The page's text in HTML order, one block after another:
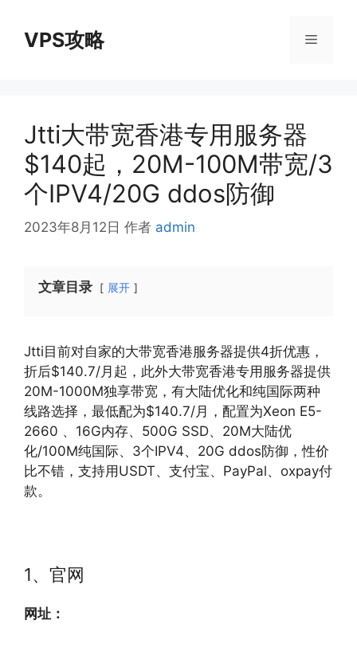
VPS攻略 菜
Jtti大带宽香港专用服务器
$140起，20M-100M带宽/3
个IPV4/20G ddos防御
2023年8月12日 作者 admin
文章目录 展开
Jtti目前对自家的大带宽香港服务器提供4折优惠，
折后$140.7/月起，此外大带宽香港专用服务器提供
20M-1000M独享带宽，有大陆优化和纯国际两种
线路选择，最低配为$140.7/月，配置为Xeon E5-
2660 、16G内存、500G SSD、20M大陆优
化/100M纯国际、3个IPV4、20G ddos防御，性价
比不错，支持用USDT、支付宝、PayPal、oxpay付
款。
1、官网
网址：